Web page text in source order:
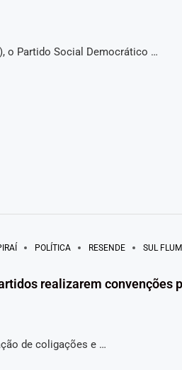
o Partido Social Democrático …
POLÍTICA RESENDE
SUL
realizarem convenções
de coligações e …